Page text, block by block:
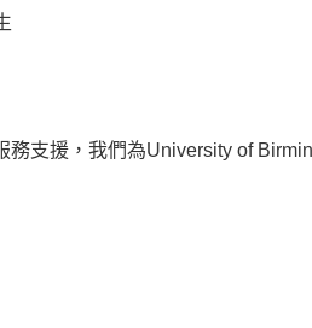
支援，我們為University of